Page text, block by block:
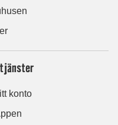
konto